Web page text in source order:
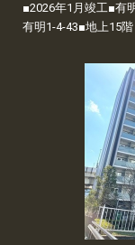
■2026年1月竣工■有
有明1-4-43■地上15